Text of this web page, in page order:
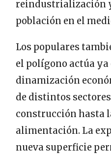
reindustrialización
población en el
Los populares
el polígono actúa ya
dinamización
de distintos
construcción hasta
alimentación. La
nueva superficie